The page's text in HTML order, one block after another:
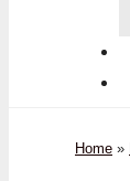
Home »